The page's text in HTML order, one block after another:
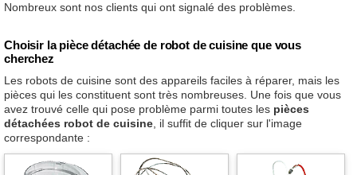
Nombreux sont nos clients qui ont signalé des problèmes.
Choisir la pièce détachée de robot de cuisine que vous
cherchez
Les robots de cuisine sont des appareils faciles à réparer, mais les
pièces qui les constituent sont très nombreuses. Une fois que vous
avez trouvé celle qui pose problème parmi toutes les pièces
détachées robot de cuisine , il suffit de cliquer sur l'image
correspondante :